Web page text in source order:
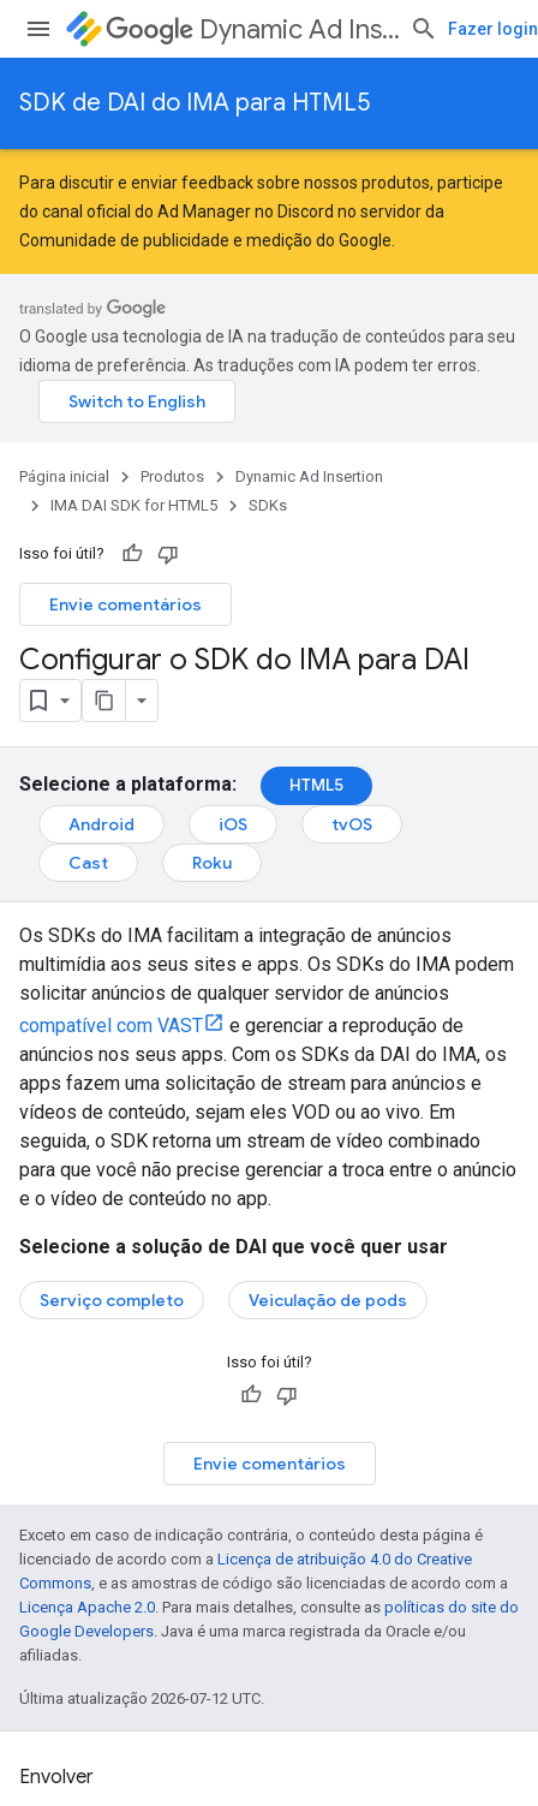
Dynamic Ad Insertion Fazer login
SDK de DAI do IMA para HTML5
Para discutir e enviar feedback sobre nossos produtos, participe
do canal oficial do Ad Manager no Discord no servidor da
Comunidade de publicidade e medição do Google
O Google usa tecnologia de IA na tradução de conteúdos para seu
idioma de preferência. As traduções com IA podem ter erros.
Página inicial Produtos
Dynamic Ad Insertion
IMA DAI SDK for HTML5
SDKs
Isso foi útil?
Envie comentários
Configurar o SDK do IMA para DAI
Selecione a plataforma:
HTML5
Android
iOS
tvOS
Cast
Roku
Os SDKs do IMA facilitam a integração de anúncios
multimídia aos seus sites e apps. Os SDKs do IMA podem
solicitar anúncios de qualquer servidor de anúncios
compatível com VAST
e gerenciar a reprodução de
anúncios nos seus apps. Com os SDKs da DAI do IMA, os
apps fazem uma solicitação de stream para anúncios e
vídeos de conteúdo, sejam eles VOD ou ao vivo. Em
seguida, o SDK retorna um stream de vídeo combinado
para que você não precise gerenciar a troca entre o anúncio
e o vídeo de conteúdo no app.
Selecione a solução de DAI que você quer usar
Serviço completo Veiculação de pods
Isso foi útil?
Envie comentários
Exceto em caso de indicação contrária, o conteúdo desta página é
licenciado de acordo com a Licença de atribuição 4.0 do Creative
Commons, e as amostras de código são licenciadas de acordo com a
Licença Apache 2.0. Para mais detalhes, consulte as políticas do site do
Google Developers. Java é uma marca registrada da Oracle e/ou
afiliadas.
Última atualização 2026-07-12 UTC.
Envolver